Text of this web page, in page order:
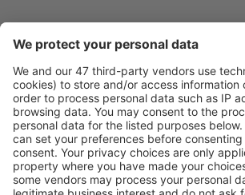
Caută rapid şi uşor
Ofertă adaptată aşteptărilor tale.
Planifică ȋn siguranţă
Rezervare fără griji cu opțiune